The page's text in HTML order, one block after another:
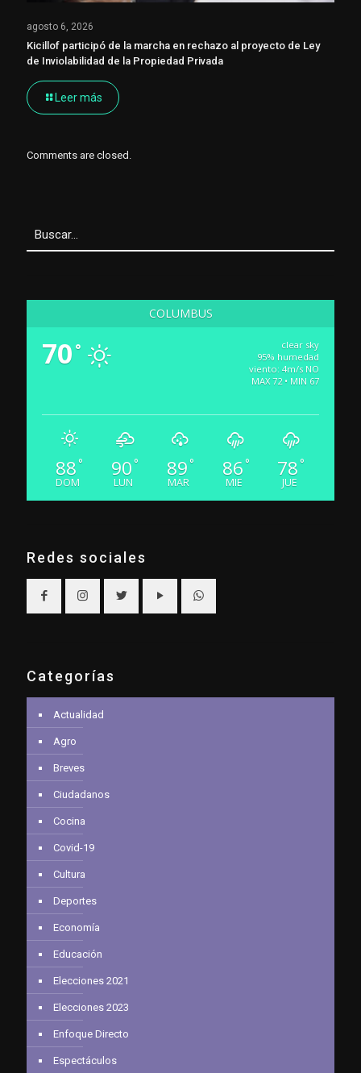
agosto 6, 2026
Kicillof participó de la marcha en rechazo al proyecto de Ley
de Inviolabilidad de la Propiedad Privada
Leer más
Comments are closed.
COLUMBUS
70 °
clear sky
95% humedad
viento: 4m/s NO
MAX 72 • MIN 67
88 °
DOM
90 °
LUN
89 °
MAR
86 °
MIE
78 °
JUE
Redes sociales
Categorías
Actualidad
Agro
Breves
Ciudadanos
Cocina
Covid-19
Cultura
Deportes
Economía
Educación
Elecciones 2021
Elecciones 2023
Enfoque Directo
Espectáculos